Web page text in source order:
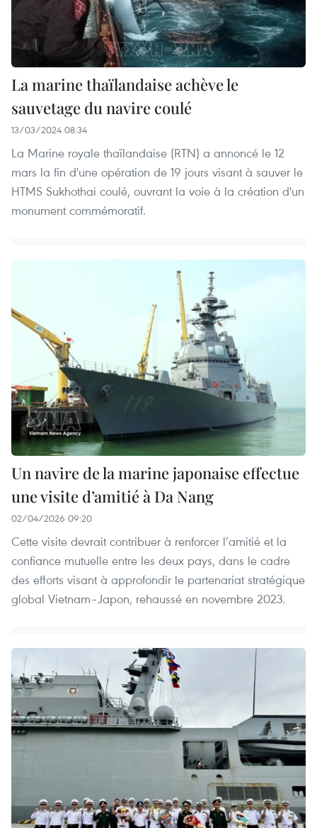
La marine thaïlandaise achève le
sauvetage du navire coulé
13/03/2024 08:34
La Marine royale thaïlandaise (RTN) a annoncé le 12
mars la fin d'une opération de 19 jours visant à sauver le
HTMS Sukhothai coulé, ouvrant la voie à la création d'un
monument commémoratif.
Un navire de la marine japonaise effectue
une visite d’amitié à Da Nang
02/04/2026 09:20
Cette visite devrait contribuer à renforcer l’amitié et la
confiance mutuelle entre les deux pays, dans le cadre
des efforts visant à approfondir le partenariat stratégique
global Vietnam–Japon, rehaussé en novembre 2023.